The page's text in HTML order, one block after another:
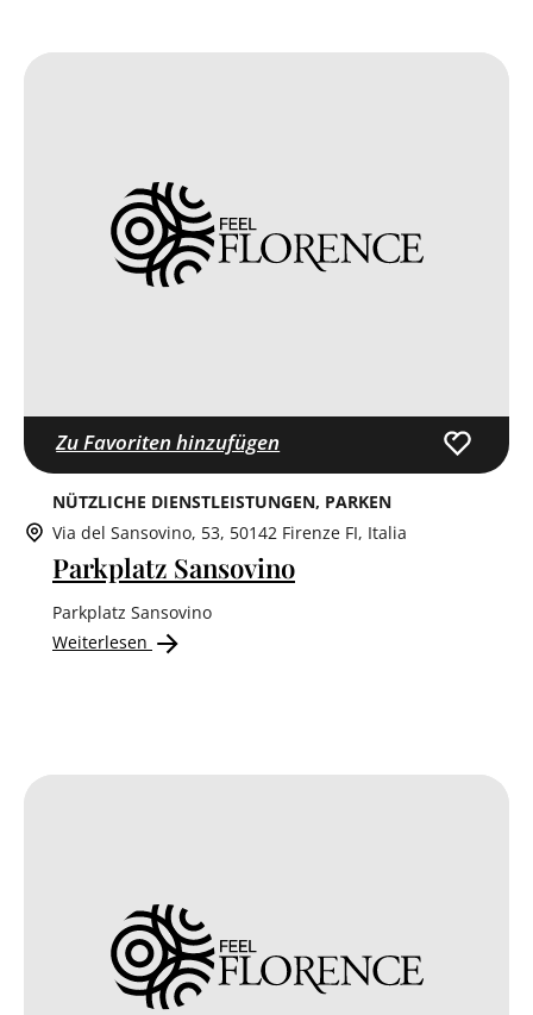
Zu Favoriten hinzufügen
NÜTZLICHE DIENSTLEISTUNGEN PARKEN
Via del Sansovino, 53, 50142 Firenze FI, Italia
Parkplatz Sansovino
Parkplatz Sansovino
Weiterlesen